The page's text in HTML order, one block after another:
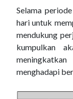
Selama
hari untuk
mendukung
kumpulkan
menghadapi